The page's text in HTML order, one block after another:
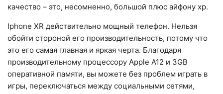
качество – это, несомненно, большой плюс айфону хр.
Iphone XR действительно мощный телефон. Нельзя
обойти стороной его производительность, потому что
это его самая главная и яркая черта. Благодаря
производительному процессору Apple A12 и 3GB
оперативной памяти, вы можете без проблем играть в
игры, переключаться между социальными сетями,